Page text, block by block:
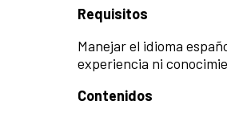
Requisitos
Manejar el idioma
experiencia ni
Contenidos